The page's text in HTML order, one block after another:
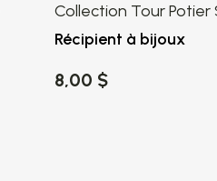
Collection Tour
Récipient à bijoux
8,00 $